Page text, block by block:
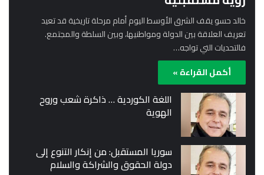
خالد حسو يقف الشرق الأوسط اليوم أمام مرحلة تاريخية قد تعيد
تعريف العلاقة بين الدولة ومواطنيها، وبين السلطة والمجتمع.
فالتحديات التي تواجه…
أكمل القراءة »
اللغة الكوردية … ذاكرة شعب وروح
الهوية
سوريا المستقبل: من إنكار التنوع إلى
دولة الحقوق والشراكة والسلام